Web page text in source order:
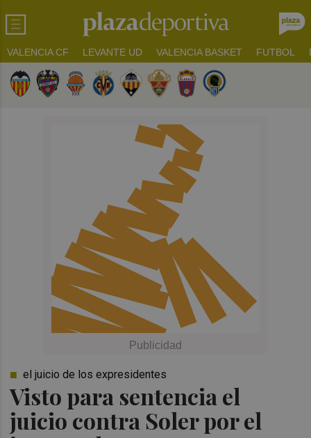
VALENCIA CF LEVANTE UD VALENCIA BASKET FUTBOL
Visto para sentencia el
juicio contra Soler por el
el juicio de los expresidentes